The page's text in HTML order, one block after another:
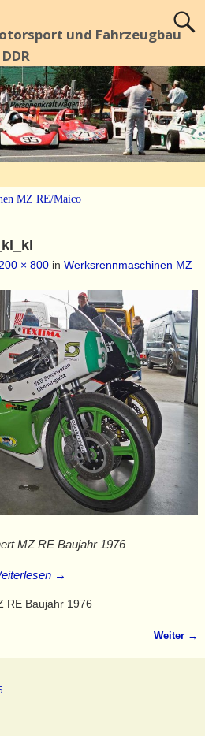
und Fahrzeugbau
MZ RE/Maico
× 800in Werksrennmaschinen MZ
MZ RE Baujahr 1976
→
RE Baujahr 1976
Weiter →